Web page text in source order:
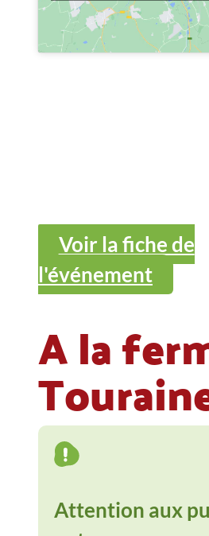
Voir la fiche de
l'événement
A la
Attention aux